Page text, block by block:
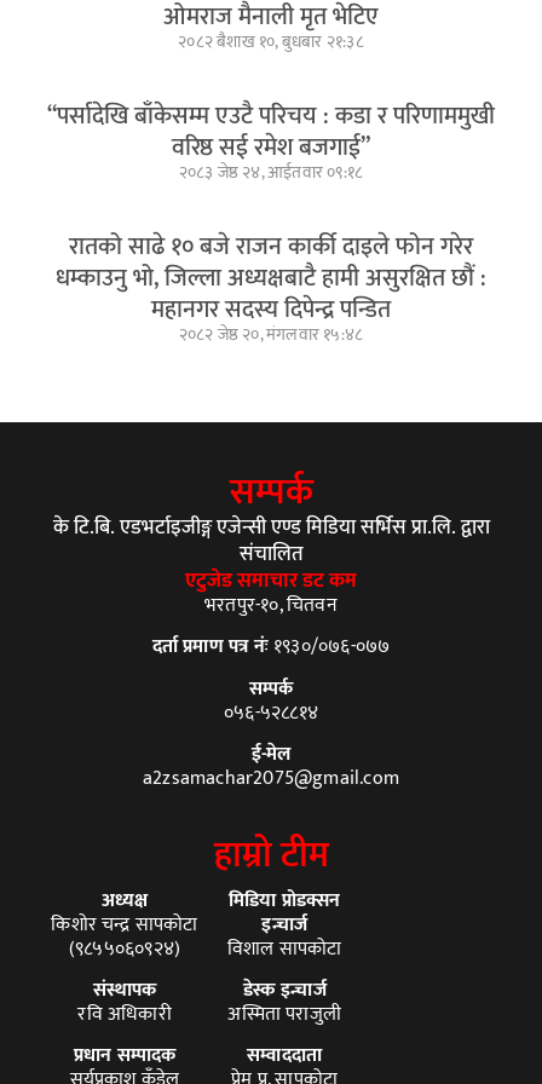
ओमराज मैनाली मृत भेटिए
२०८२ बैशाख १०, बुधबार २१:३८
“पर्सादेखि बाँकेसम्म एउटै परिचय : कडा र परिणाममुखी
वरिष्ठ सई रमेश बजगाई”
२०८३ जेष्ठ २४, आईतवार ०९:१८
रातको साढे १० बजे राजन कार्की दाइले फोन गरेर
धम्काउनु भो, जिल्ला अध्यक्षबाटै हामी असुरक्षित छौं :
महानगर सदस्य दिपेन्द्र पन्डित
२०८२ जेष्ठ २०, मंगलवार १५:४८
सम्पर्क
के टि.बि. एडभर्टाइजीङ्ग एजेन्सी एण्ड मिडिया सर्भिस प्रा.लि. द्वारा
संचालित
एटुजेड समाचार डट कम
भरतपुर-१०, चितवन
दर्ता प्रमाण पत्र नंः१९३०/०७६-०७७
सम्पर्क
०५६-५२८८१४
ई-मेल
a2zsamachar2075@gmail.com
हाम्रो टीम
अध्यक्ष
किशोर चन्द्र सापकोटा
(९८५५०६०९२४)
संस्थापक
रवि अधिकारी
प्रधान सम्पादक
मिडिया प्रोडक्सन
इन्चार्ज
विशाल सापकोटा
डेस्क इन्चार्ज
अस्मिता पराजुली
सम्वाददाता